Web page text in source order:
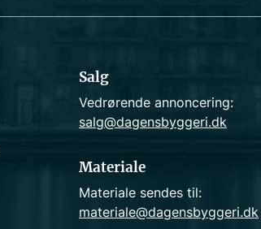
Salg
Vedrørende annoncering:
salg@dagensbyggeri.dk
Materiale
Materiale sendes til:
materiale@dagensbyggeri.dk